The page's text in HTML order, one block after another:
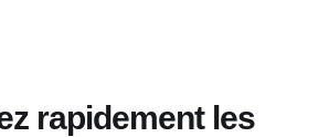
rapidement les